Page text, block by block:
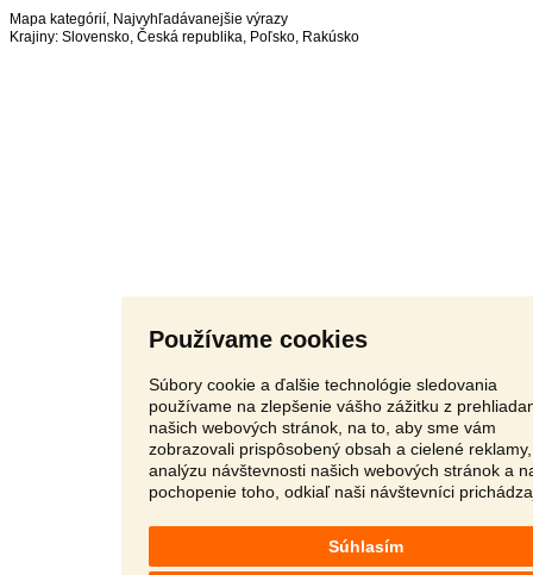
Používame cookies
Súbory cookie a ďalšie technológie sledovania
používame na zlepšenie vášho zážitku z
našich webových stránok, na to, aby sme vám
zobrazovali prispôsobený obsah a cielené
analýzu návštevnosti našich webových stránok a
pochopenie toho, odkiaľ naši návštevníci
Súhlasím
Mapa kategórií, Najvyhľadávanejšie výrazy
Krajiny: Slovensko, Česká republika, Poľsko, Rakúsko